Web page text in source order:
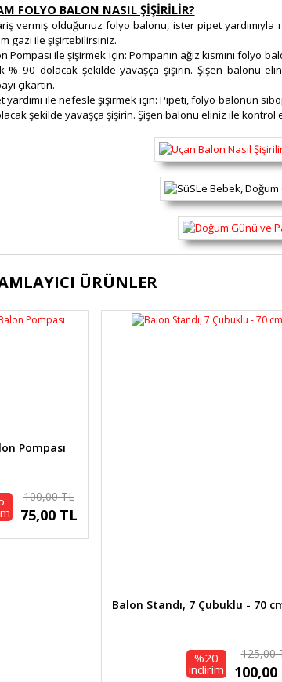
FOLYO BALON NASIL ŞİŞİRİLİR?
vermiş olduğunuz folyo balonu, ister pipet
gazı ile şişirtebilirsiniz.
Pompası ile şişirmek için: Pompanın ağız kısmını
% 90 dolacak şekilde yavaşça şişirin. Şişen balonu
çıkartın.
yardımı ile nefesle şişirmek için: Pipeti, folyo balonun
şekilde yavaşça şişirin. Şişen balonu eliniz ile kontrol
ürünün fiyat bilgisi, resim, ürün açıklamalarında ve diğer
tarafımıza iletebilirsiniz.
ÜRÜNLER
Pompası
100,00 TL
75,00 TL
Balon Standı, 7 Çubuklu - 70
%20
indirim
125,00
100,00